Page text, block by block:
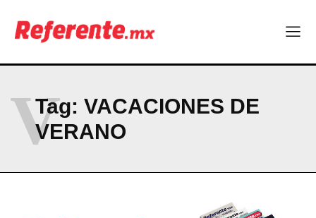
CONTACT
PRIVACY POLICY
NEWSLETTER
Tag: VACACIONES DE
VERANO
V